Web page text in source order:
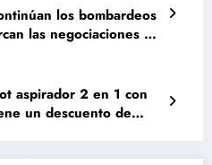
los bombardeos
las negociaciones de
aspirador 2 en 1 con
un descuento de